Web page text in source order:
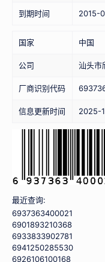
到期时间 2015-
国家 中国
公司 汕头市
厂商识别代码
信息更新时间 2025-
最近查询:
6937363400021
6901893210368
6933833902781
6941250285530
6926106100168